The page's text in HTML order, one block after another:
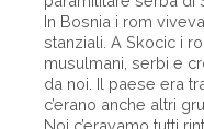
In Bosnia i rom
stanziali. A Skocic i
musulmani, serbi e
da noi. Il paese era
c’erano anche altri
Noi c’eravamo tutti